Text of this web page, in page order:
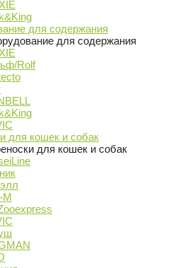
для содержания
для содержания
Rolf
для кошек и собак
для кошек и собак
M